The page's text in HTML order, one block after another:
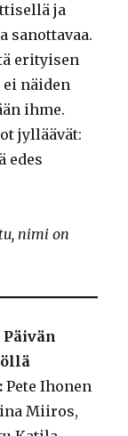
ja
sanottavaa.
erityisen
näiden
ihme.
jylläävät:
edes
nimi on
Pete Ihonen
Miiros,